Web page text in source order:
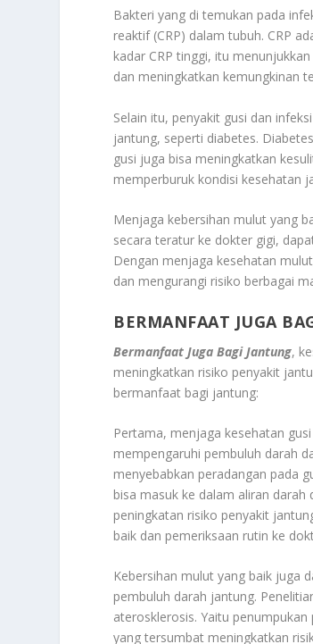
Bakteri yang di temukan pada
reaktif (CRP) dalam tubuh. CRP
kadar CRP tinggi, itu
dan meningkatkan kemungkinan
Selain itu, penyakit gusi dan
jantung, seperti diabetes.
gusi juga bisa meningkatkan
memperburuk kondisi kesehatan
Menjaga kebersihan mulut yang
secara teratur ke dokter gigi,
Dengan menjaga kesehatan
dan mengurangi risiko berbagai
BERMANFAAT JUGA
Bermanfaat Juga Bagi Jantung,
meningkatkan risiko penyakit
bermanfaat bagi jantung:
Pertama, menjaga kesehatan
mempengaruhi pembuluh darah
menyebabkan peradangan pada
bisa masuk ke dalam aliran
peningkatan risiko penyakit
baik dan pemeriksaan rutin ke
Kebersihan mulut yang baik juga
pembuluh darah jantung.
aterosklerosis. Yaitu
yang tersumbat meningkatkan